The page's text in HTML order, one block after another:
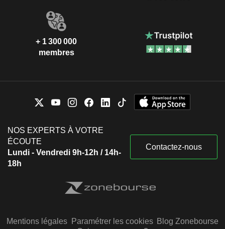
+ 1 300 000
membres
NOS EXPERTS À VOTRE
ÉCOUTE
Lundi - Vendredi 9h-12h / 14h-
18h
Contactez-nous
Mentions légales Paramétrer les cookies Blog Zonebourse